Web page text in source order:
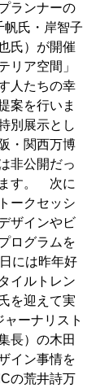
ランナーの
帆氏・岸智子
氏）が開催
リア空間」
人たちの幸
案を行いま
別展示とし
・関西万博
非公開だっ
す。　次に
ークセッシ
ザインやビ
ログラムを
には昨年好
イルトレン
を迎えて実
ーナリスト
長）の木田
イン事情を
の荒井詩万